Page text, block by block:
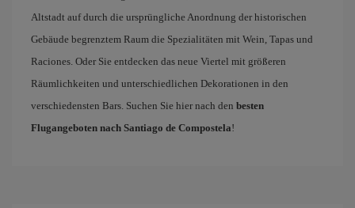
Altstadt auf durch die ursprüngliche Anordnung der historischen
Gebäude begrenztem Raum die Spezialitäten mit Wein, Tapas und
Raciones. Oder Sie entdecken das neue Viertel mit größeren
Räumlichkeiten und unterschiedlichen Dekorationen in den
verschiedensten Bars. Suchen Sie hier nach den besten
Flugangeboten nach Santiago de Compostela!